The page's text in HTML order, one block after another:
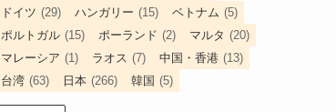
ドイツ (29) ハンガリー (15) ベトナム (5)
ポルトガル (15) ポーランド (2) マルタ (20)
マレーシア (1) ラオス (7) 中国・香港 (13)
台湾 (63) 日本 (266) 韓国 (5)